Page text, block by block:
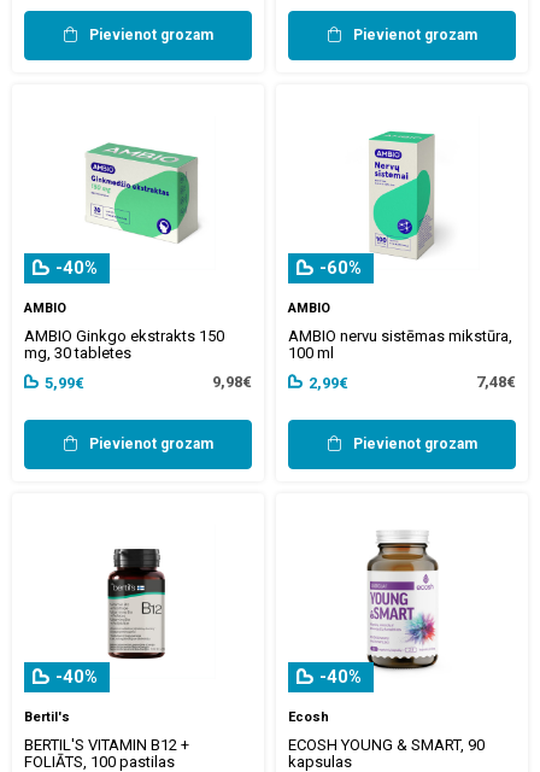
Pievienot grozam Pievienot grozam
-40%
AMBIO
AMBIO Ginkgo ekstrakts 150
mg, 30 tabletes
5,99€
9,98€
Pievienot grozam
-60%
AMBIO
AMBIO nervu sistēmas mikstūra,
100 ml
2,99€
7,48€
Pievienot grozam
-40%
Bertil's
BERTIL'S VITAMIN B12 +
FOLIĀTS, 100 pastilas
-40%
Ecosh
ECOSH YOUNG & SMART, 90
kapsulas